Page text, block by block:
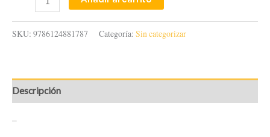
SKU: 9786124881787 Categoría: Sin categorizar
Descripción
–